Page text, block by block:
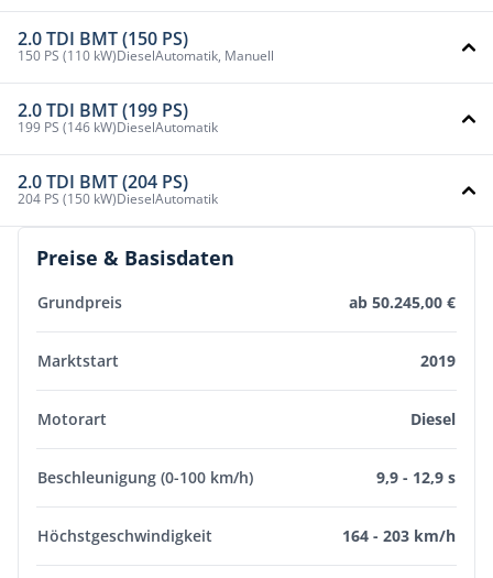
2.0 TDI BMT (150 PS)
150 PS (110 kW)DieselAutomatik, Manuell
2.0 TDI BMT (199 PS)
199 PS (146 kW)DieselAutomatik
2.0 TDI BMT (204 PS)
204 PS (150 kW)DieselAutomatik
Preise & Basisdaten
Grundpreis ab 50.245,00 €
Marktstart 2019
Motorart Diesel
Beschleunigung (0-100 km/h) 9,9 - 12,9 s
Höchstgeschwindigkeit 164 - 203 km/h